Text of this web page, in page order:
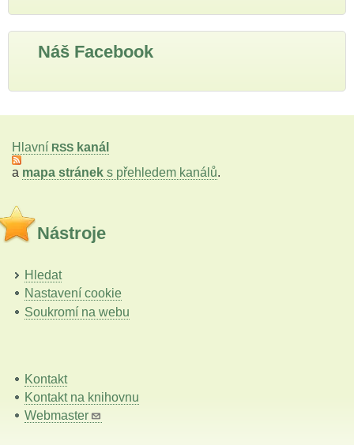
Náš Facebook
Hlavní RSS kanál
a mapa stránek s přehledem kanálů.
Nástroje
Hledat
Nastavení cookie
Soukromí na webu
Kontakt
Kontakt na knihovnu
Webmaster